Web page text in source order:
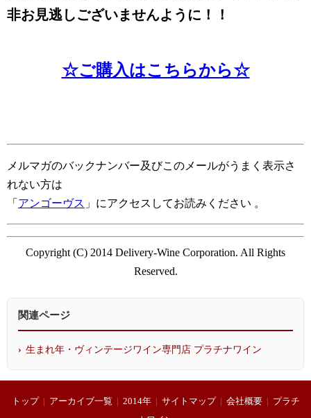
非お見逃しございませんように！！
☆ご購入はこちらから☆
メルマガのバックナンバー及びこのメールがうまく表示さ
れない方は
「 アンゴーヴス 」 にアクセスしてお読みください 。
Copyright (C) 2014 Delivery-Wine Corporation. All Rights
Reserved.
関連ページ
生まれ年・ヴィンテージワイン専門店 プラチナワイン
トップ | アーカイブ一覧 | 2014年 | サイトマップ | 会社概要 | プラチ